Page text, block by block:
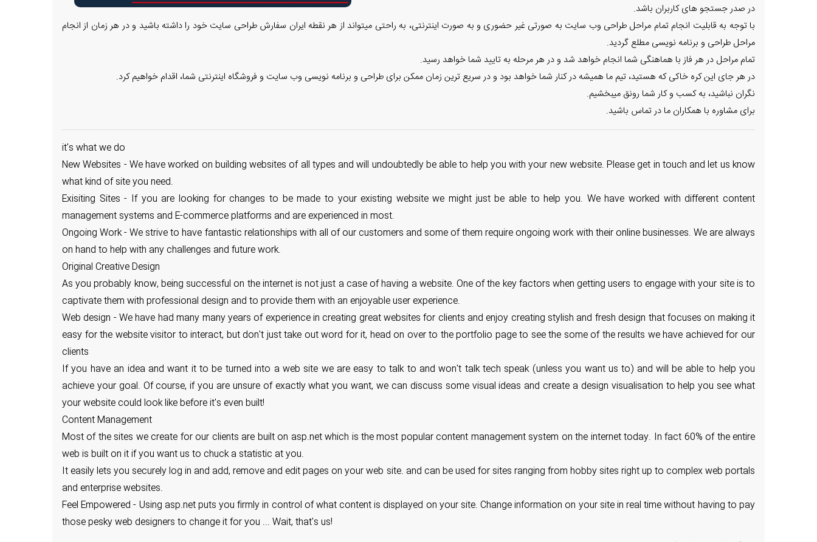
در صدر جستجو های کاربران باشد.
با توجه به قابلیت انجام تمام مراحل طراحی وب سایت به صورتی غیر حضوری و به صورت اینترنتی، به راحتی میتواند از هر نقطه ایران سفارش طراحی سایت خود را داشته باشید و در هر زمان از انجام
مراحل طراحی و برنامه نویسی مطلع گردید.
تمام مراحل در هر فاز با هماهنگی شما انجام خواهد شد و در هر مرحله به تایید شما خواهد رسید.
در هر جای این کره خاکی که هستید، تیم ما همیشه در کنار شما خواهد بود و در سریع ترین زمان ممکن برای طراحی و برنامه نویسی وب سایت و فروشگاه اینترنتی شما، اقدام خواهیم کرد.
نگران نباشید، به کسب و کار شما رونق میبخشیم.
برای مشاوره با همکاران ما در تماس باشید.
it's what we do
New Websites - We have worked on building websites of all types and will undoubtedly be able to help you with your new website. Please get in touch and let us know
what kind of site you need.
Exisiting Sites - If you are looking for changes to be made to your existing website we might just be able to help you. We have worked with different content
management systems and E-commerce platforms and are experienced in most.
Ongoing Work - We strive to have fantastic relationships with all of our customers and some of them require ongoing work with their online businesses. We are always
on hand to help with any challenges and future work.
Original Creative Design
As you probably know, being successful on the internet is not just a case of having a website. One of the key factors when getting users to engage with your site is to
captivate them with professional design and to provide them with an enjoyable user experience.
Web design - We have had many many years of experience in creating great websites for clients and enjoy creating stylish and fresh design that focuses on making it
easy for the website visitor to interact, but don't just take out word for it, head on over to the portfolio page to see the some of the results we have achieved for our
clients
If you have an idea and want it to be turned into a web site we are easy to talk to and won't talk tech speak (unless you want us to) and will be able to help you
achieve your goal. Of course, if you are unsure of exactly what you want, we can discuss some visual ideas and create a design visualisation to help you see what
your website could look like before it's even built!
Content Management
Most of the sites we create for our clients are built on asp.net which is the most popular content management system on the internet today. In fact 60% of the entire
web is built on it if you want us to chuck a statistic at you.
It easily lets you securely log in and add, remove and edit pages on your web site. and can be used for sites ranging from hobby sites right up to complex web portals
and enterprise websites.
Feel Empowered - Using asp.net puts you firmly in control of what content is displayed on your site. Change information on your site in real time without having to pay
those pesky web designers to change it for you ... Wait, that's us!